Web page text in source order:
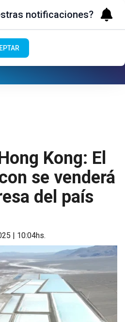
Kong: El
se venderá
del país
| 10:04hs.
notificaciones?